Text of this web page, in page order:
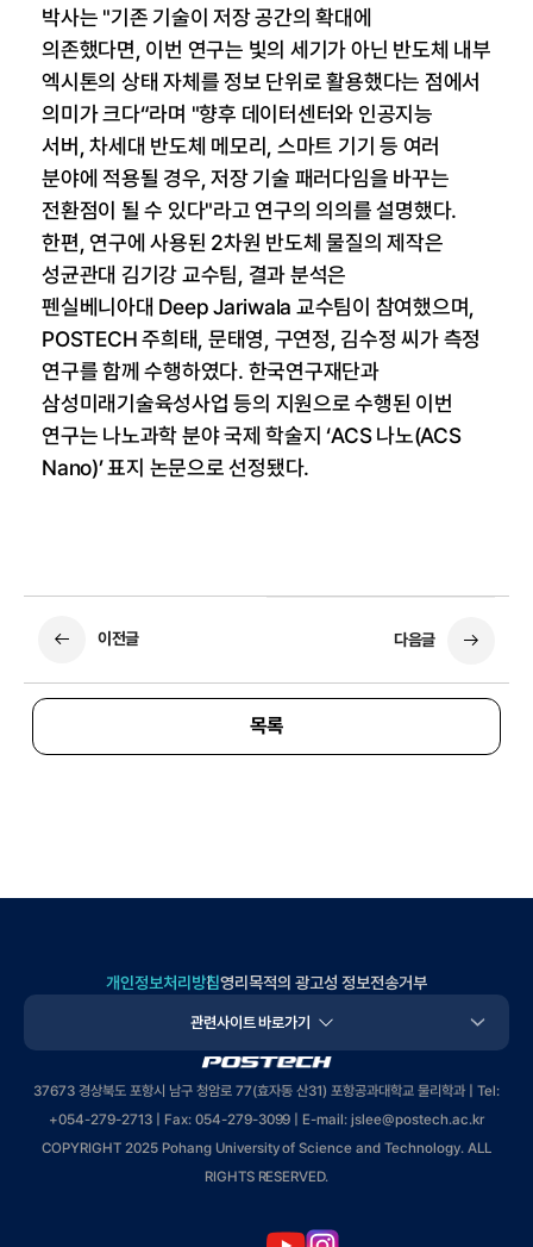
박사는 "기존 기술이 저장 공간의 확대에
의존했다면, 이번 연구는 빛의 세기가 아닌 반도체 내부
엑시톤의 상태 자체를 정보 단위로 활용했다는 점에서
의미가 크다“라며 "향후 데이터센터와 인공지능
서버, 차세대 반도체 메모리, 스마트 기기 등 여러
분야에 적용될 경우, 저장 기술 패러다임을 바꾸는
전환점이 될 수 있다"라고 연구의 의의를 설명했다.
한편, 연구에 사용된 2차원 반도체 물질의 제작은
성균관대 김기강 교수팀, 결과 분석은
펜실베니아대 Deep Jariwala 교수팀이 참여했으며,
POSTECH 주희태, 문태영, 구연정, 김수정 씨가 측정
연구를 함께 수행하였다. 한국연구재단과
삼성미래기술육성사업 등의 지원으로 수행된 이번
연구는 나노과학 분야 국제 학술지 ‘ACS 나노(ACS
Nano)’ 표지 논문으로 선정됐다.
이전글 다음글
목록
개인정보처리방침영리목적의 광고성 정보전송거부
관련사이트 바로가기
37673 경상북도 포항시 남구 청암로 77(효자동 산31) 포항공과대학교 물리학과 | Tel:
+054-279-2713| Fax: 054-279-3099 | E-mail: jslee@postech.ac.kr
COPYRIGHT 2025 Pohang University of Science and Technology. ALL
RIGHTS RESERVED.